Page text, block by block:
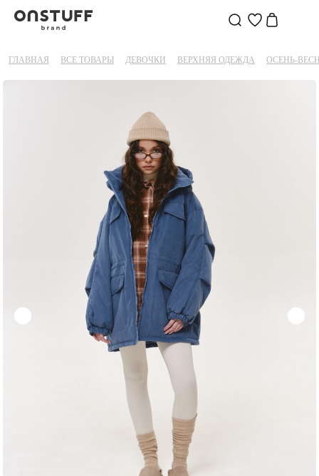
ГЛАВНАЯ ВСЕ ТОВАРЫ ДЕВОЧКИ ВЕРХНЯЯ ОДЕЖДА ОСЕНЬ-